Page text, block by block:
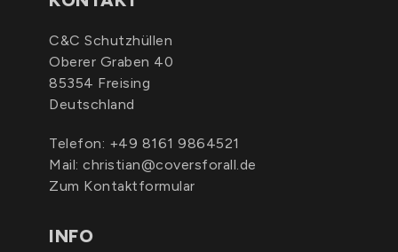
C&C Schutzhüllen
Oberer Graben 40
85354 Freising
Deutschland
Telefon: +49 8161 9864521
Mail: christian@coversforall.de
Zum Kontaktformular
INFO